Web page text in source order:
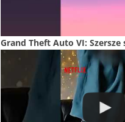
Grand Theft Auto VI: